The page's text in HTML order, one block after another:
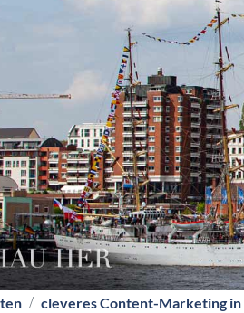
cleveres Content-Marketing in